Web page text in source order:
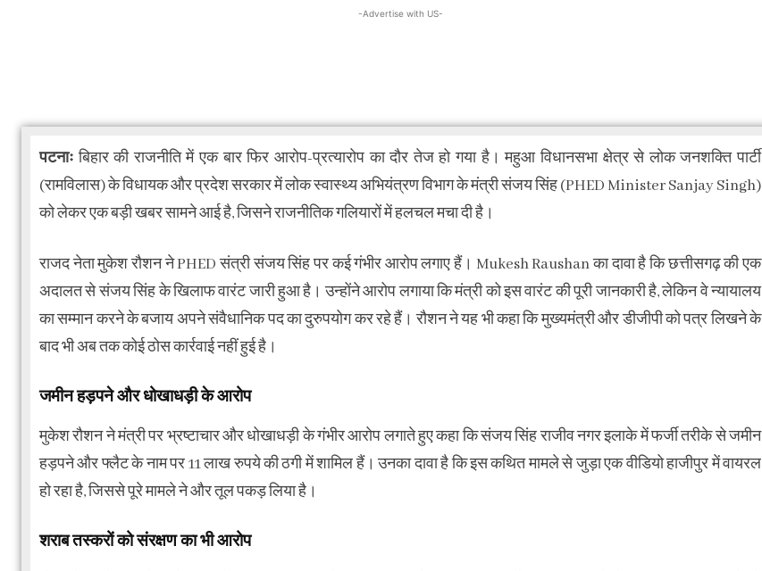
-Advertise with US-
पटनाः बिहार की राजनीति में एक बार फिर आरोप-प्रत्यारोप का दौर तेज हो गया है। महुआ विधानसभा क्षेत्र से लोक जनशक्ति पार्टी
(रामविलास) के विधायक और प्रदेश सरकार में लोक स्वास्थ्य अभियंत्रण विभाग के मंत्री संजय सिंह (PHED Minister Sanjay Singh)
को लेकर एक बड़ी खबर सामने आई है, जिसने राजनीतिक गलियारों में हलचल मचा दी है।
राजद नेता मुकेश रौशन ने PHED संत्री संजय सिंह पर कई गंभीर आरोप लगाए हैं। Mukesh Raushan का दावा है कि छत्तीसगढ़ की एक
अदालत से संजय सिंह के खिलाफ वारंट जारी हुआ है। उन्होंने आरोप लगाया कि मंत्री को इस वारंट की पूरी जानकारी है, लेकिन वे न्यायालय
का सम्मान करने के बजाय अपने संवैधानिक पद का दुरुपयोग कर रहे हैं। रौशन ने यह भी कहा कि मुख्यमंत्री और डीजीपी को पत्र लिखने के
बाद भी अब तक कोई ठोस कार्रवाई नहीं हुई है।
जमीन हड़पने और धोखाधड़ी के आरोप
मुकेश रौशन ने मंत्री पर भ्रष्टाचार और धोखाधड़ी के गंभीर आरोप लगाते हुए कहा कि संजय सिंह राजीव नगर इलाके में फर्जी तरीके से जमीन
हड़पने और फ्लैट के नाम पर 11 लाख रुपये की ठगी में शामिल हैं। उनका दावा है कि इस कथित मामले से जुड़ा एक वीडियो हाजीपुर में वायरल
हो रहा है, जिससे पूरे मामले ने और तूल पकड़ लिया है।
शराब तस्करों को संरक्षण का भी आरोप